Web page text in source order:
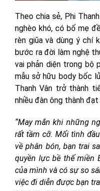
Theo chia sẻ, Phi
nghèo khó, có bố mẹ
rèn giũa và dùng ý chí
bước ra đời làm nghệ
vai phản diện trong bộ
mẫu sở hữu body bốc
Thanh Vân trở thành
nhiều đàn ông thành
“May mắn khi những
rất tầm cỡ. Mối tình
về phân bón, bạn trai
quyền lực bề thế miền
của mình và có sự so
việc đi diễn được bạn